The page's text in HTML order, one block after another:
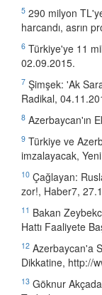
5 290 milyon
harcandı, asrın
6 Türkiye'ye 11
02.09.2015.
7 Şimşek: 'Ak
Radikal,
8 Azerbaycan'ın
9 Türkiye ve
imzalayacak,
10 Çağlayan:
zor!, Haber7,
11 Bakan
Hattı Faaliyete
12 Azerbaycan'a
Dikkatine, http://
13 Göknur